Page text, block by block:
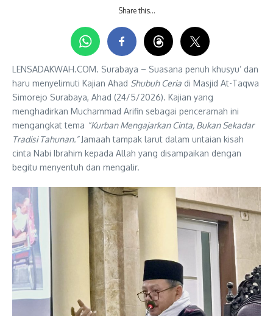
Share this…
LENSADAKWAH.COM. Surabaya – Suasana penuh khusyu’ dan
haru menyelimuti Kajian Ahad Shubuh Ceria di Masjid At-Taqwa
Simorejo Surabaya, Ahad (24/5/2026). Kajian yang
menghadirkan Muchammad Arifin sebagai penceramah ini
mengangkat tema “Kurban Mengajarkan Cinta, Bukan Sekadar
Tradisi Tahunan.”Jamaah tampak larut dalam untaian kisah
cinta Nabi Ibrahim kepada Allah yang disampaikan dengan
begitu menyentuh dan mengalir.